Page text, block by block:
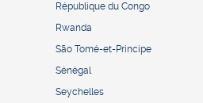
République du Congo
Rwanda
São Tomé-et-Principe
Sénégal
Seychelles